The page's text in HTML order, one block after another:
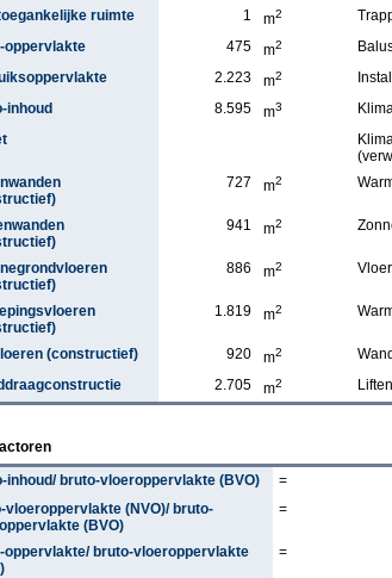
ruimte
1 m2
oppervlakte
475 m2
2.223 m2
inhoud
8.595 m3
727 m2
941 m2
886 m2
1.819 m2
(constructief) 920 m2
2.705 m2 Liften
inhoud/ bruto-vloeroppervlakte (BVO)
=
vloeroppervlakte (NVO)/ bruto-
(BVO)
=
oppervlakte/ bruto-vloeroppervlakte
=